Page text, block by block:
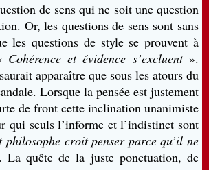
de sens qui ne soit une question
Or, les questions de sens sont sans
les questions de style se prouvent à
Cohérence et évidence s’excluent».
apparaître que sous les atours du
Lorsque la pensée est justement
de front cette inclination unanimiste
qui seuls l’informe et l’indistinct sont
philosophe croit penser parce qu’il ne
La quête de la juste ponctuation, de